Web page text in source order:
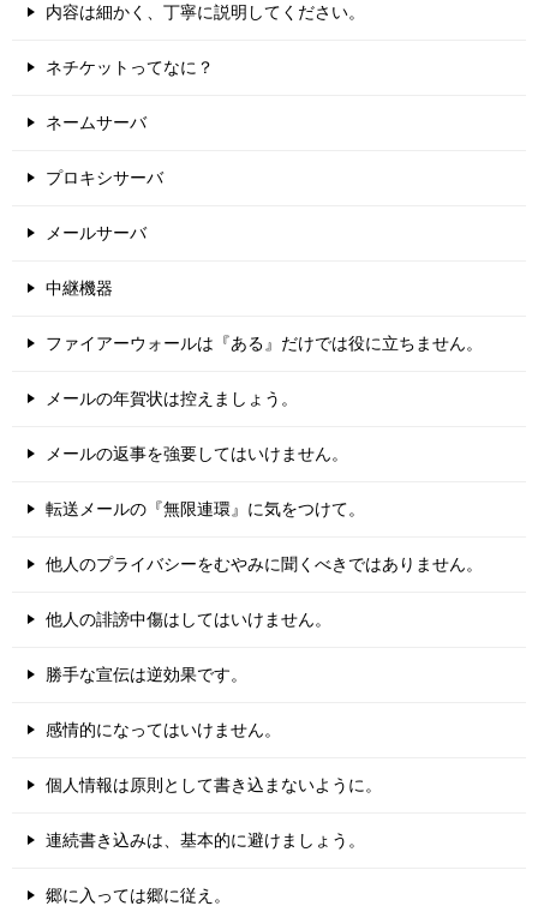
内容は細かく、丁寧に説明してください。
ネチケットってなに？
ネームサーバ
プロキシサーバ
メールサーバ
中継機器
ファイアーウォールは『ある』だけでは役に立ちません。
メールの年賀状は控えましょう。
メールの返事を強要してはいけません。
転送メールの『無限連環』に気をつけて。
他人のプライバシーをむやみに聞くべきではありません。
他人の誹謗中傷はしてはいけません。
勝手な宣伝は逆効果です。
感情的になってはいけません。
個人情報は原則として書き込まないように。
連続書き込みは、基本的に避けましょう。
郷に入っては郷に従え。